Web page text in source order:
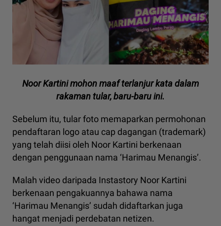
Noor Kartini mohon maaf terlanjur kata dalam
rakaman tular, baru-baru ini.
Sebelum itu, tular foto memaparkan permohonan
pendaftaran logo atau cap dagangan (trademark)
yang telah diisi oleh Noor Kartini berkenaan
dengan penggunaan nama ‘Harimau Menangis’.
Malah video daripada Instastory Noor Kartini
berkenaan pengakuannya bahawa nama
‘Harimau Menangis’ sudah didaftarkan juga
hangat menjadi perdebatan netizen.